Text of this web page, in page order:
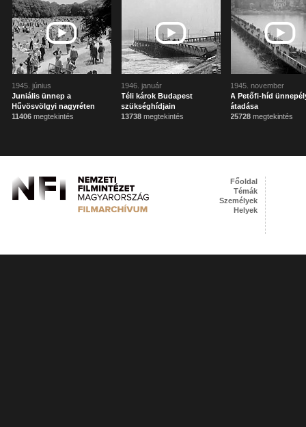
1945. június
Juniális ünnep a
Hűvösvölgyi nagyréten
11406 megtekintés
1946. január
Téli károk Budapest
szükséghídjain
13738 megtekintés
1945. november
A Petőfi-híd
átadása
25728 megtekintés
Főoldal
Témák
Személyek
Helyek